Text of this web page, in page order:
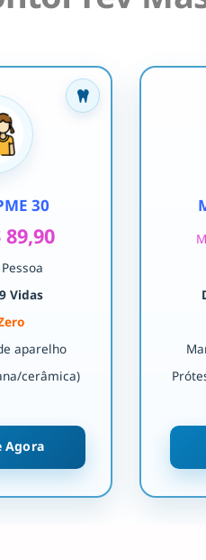
30
89,90
Vidas
aparelho
cerâmica)
Agora